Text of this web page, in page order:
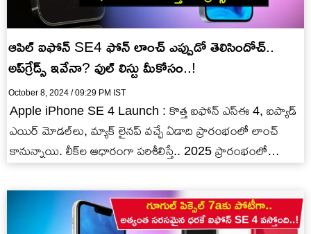
ఆపిల్ ఐఫోన్ SE4 ఫోన్ లాంచ్ ఎప్పుడో తెలిసిందోచ్..
అప్‌‌గ్రేడ్స్ ఇవేనా? ఫుల్ లిస్టు మీకోసం..!
October 8, 2024 / 09:29 PM IST
Apple iPhone SE 4 Launch : కొత్త ఐఫోన్ ఎస్ఈ 4, ఐప్యాడ్
ఎయిర్ మోడల్‌లు, మ్యాక్ లైనప్ వచ్చే ఏడాది ప్రారంభంలో లాంచ్
కానున్నాయి. లీక్‌ల ఆధారంగా పరిశీలిస్తే.. 2025 ప్రారంభంలో…